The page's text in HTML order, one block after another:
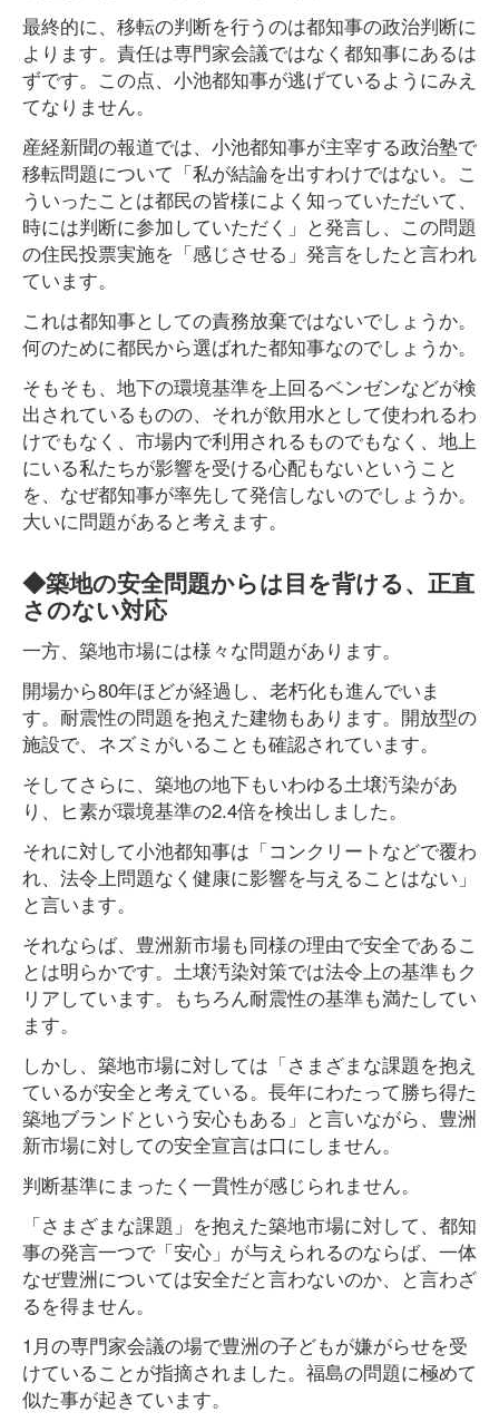
最終的に、移転の判断を行うのは都知事の政治判断に
よります。責任は専門家会議ではなく都知事にあるは
ずです。この点、小池都知事が逃げているようにみえ
てなりません。
産経新聞の報道では、小池都知事が主宰する政治塾で
移転問題について「私が結論を出すわけではない。こ
ういったことは都民の皆様によく知っていただいて、
時には判断に参加していただく」と発言し、この問題
の住民投票実施を「感じさせる」発言をしたと言われ
ています。
これは都知事としての責務放棄ではないでしょうか。
何のために都民から選ばれた都知事なのでしょうか。
そもそも、地下の環境基準を上回るベンゼンなどが検
出されているものの、それが飲用水として使われるわ
けでもなく、市場内で利用されるものでもなく、地上
にいる私たちが影響を受ける心配もないということ
を、なぜ都知事が率先して発信しないのでしょうか。
大いに問題があると考えます。
◆築地の安全問題からは目を背ける、正直
さのない対応
一方、築地市場には様々な問題があります。
開場から80年ほどが経過し、老朽化も進んでいま
す。耐震性の問題を抱えた建物もあります。開放型の
施設で、ネズミがいることも確認されています。
そしてさらに、築地の地下もいわゆる土壌汚染があ
り、ヒ素が環境基準の2.4倍を検出しました。
それに対して小池都知事は「コンクリートなどで覆わ
れ、法令上問題なく健康に影響を与えることはない」
と言います。
それならば、豊洲新市場も同様の理由で安全であるこ
とは明らかです。土壌汚染対策では法令上の基準もク
リアしています。もちろん耐震性の基準も満たしてい
ます。
しかし、築地市場に対しては「さまざまな課題を抱え
ているが安全と考えている。長年にわたって勝ち得た
築地ブランドという安心もある」と言いながら、豊洲
新市場に対しての安全宣言は口にしません。
判断基準にまったく一貫性が感じられません。
「さまざまな課題」を抱えた築地市場に対して、都知
事の発言一つで「安心」が与えられるのならば、一体
なぜ豊洲については安全だと言わないのか、と言わざ
るを得ません。
1月の専門家会議の場で豊洲の子どもが嫌がらせを受
けていることが指摘されました。福島の問題に極めて
似た事が起きています。